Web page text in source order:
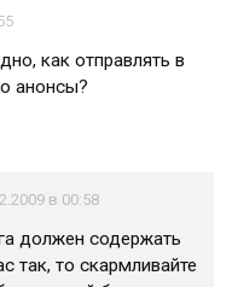
как отправлять в
анонсы?
в 00:58
должен содержать
так, то скармливайте